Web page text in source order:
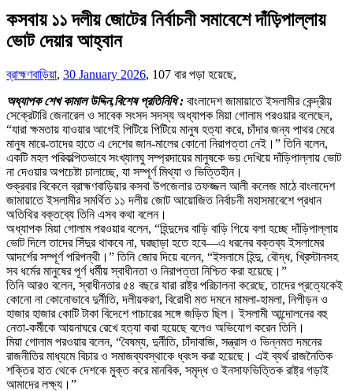
কসবায় ১১ দলীয় জোটের নির্বাচনী সমাবেশে দাঁড়িপাল্লায়
ভোট দেয়ার আহ্বান
ব্রাহ্মণবাড়িয়া, 30 January 2026, 107 বার পড়া হয়েছে,
অধ্যাপক শেখ কামাল উদ্দিন,বিশেষ প্রতিনিধি : বাংলাদেশ জামায়াতে ইসলামীর কেন্দ্রীয়
সেক্রেটারি জেনারেল ও সাবেক সংসদ সদস্য অধ্যাপক মিয়া গোলাম পরওয়ার বলেছেন,
“যারা ক্ষমতায় যাওয়ার আগেই পিটিয়ে পিটিয়ে মানুষ হত্যা করে, চাঁদার জন্য পাথর মেরে
মানুষ মারে-তাদের হাতে এ দেশের জান-মালের কোনো নিরাপত্তা নেই।” তিনি বলেন,
একটি মহল পরিকল্পিতভাবে সংখ্যালঘু সম্প্রদায়ের মানুষকে ভয় দেখিয়ে দাঁড়িপাল্লায় ভোট
না দেওয়ার অপচেষ্টা চালাচ্ছে, যা সম্পূর্ণ মিথ্যা ও ভিত্তিহীন।
শুক্রবার বিকেলে ব্রাহ্মণবাড়িয়ার কসবা উপজেলার তফজ্জল আলী কলেজ মাঠে বাংলাদেশ
জামায়াতে ইসলামীর সমর্থিত ১১ দলীয় জোট আয়োজিত নির্বাচনী মহাসমাবেশে প্রধান
অতিথির বক্তব্যে তিনি এসব কথা বলেন।
অধ্যাপক মিয়া গোলাম পরওয়ার বলেন, “হিন্দুদের বাড়ি বাড়ি গিয়ে বলা হচ্ছে দাঁড়িপাল্লায়
ভোট দিলে তাদের সিঁদুর থাকবে না, ঘরছাড়া হতে হবে—এ ধরনের বক্তব্য ইসলামের
আদর্শের সম্পূর্ণ পরিপন্থী।” তিনি জোর দিয়ে বলেন, “ইসলামে হিন্দু, বৌদ্ধ, খ্রিস্টানসহ
সব ধর্মের মানুষের পূর্ণ ধর্মীয় স্বাধীনতা ও নিরাপত্তা নিশ্চিত করা হয়েছে।”
তিনি আরও বলেন, স্বাধীনতার ৫৪ বছরে যারা রাষ্ট্র পরিচালনা করেছে, তাদের প্রত্যেকেই
কোনো না কোনোভাবে দুর্নীতি, দলীয়করণ, বিরোধী মত দমনে মামলা-হামলা, নিপীড়ন ও
হাজার হাজার কোটি টাকা বিদেশে পাচারের সঙ্গে জড়িত ছিল। ইসলামী আন্দোলনের বহু
নেতা-কর্মীকে আয়নাঘরে রেখে হত্যা করা হয়েছে বলেও অভিযোগ করেন তিনি।
মিয়া গোলাম পরওয়ার বলেন, “বৈষম্য, দুর্নীতি, চাঁদাবাজি, সন্ত্রাস ও ভিন্নমত দমনের
রাজনীতির মাধ্যমে বিচার ও সমাজব্যবস্থাকে ধ্বংস করা হয়েছে। এই ব্যর্থ রাজনৈতিক
শক্তির হাত থেকে দেশকে মুক্ত করে মানবিক, সমৃদ্ধ ও ইনসাফভিত্তিক রাষ্ট্র গড়াই
আমাদের লক্ষ্য।”